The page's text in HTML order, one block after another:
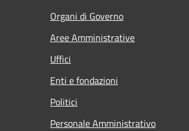
Organi di Governo
Aree Amministrative
Uffici
Enti e fondazioni
Politici
Personale Amministrativo